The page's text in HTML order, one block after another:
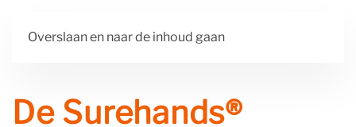
Overslaan en naar de inhoud gaan
De Surehands®